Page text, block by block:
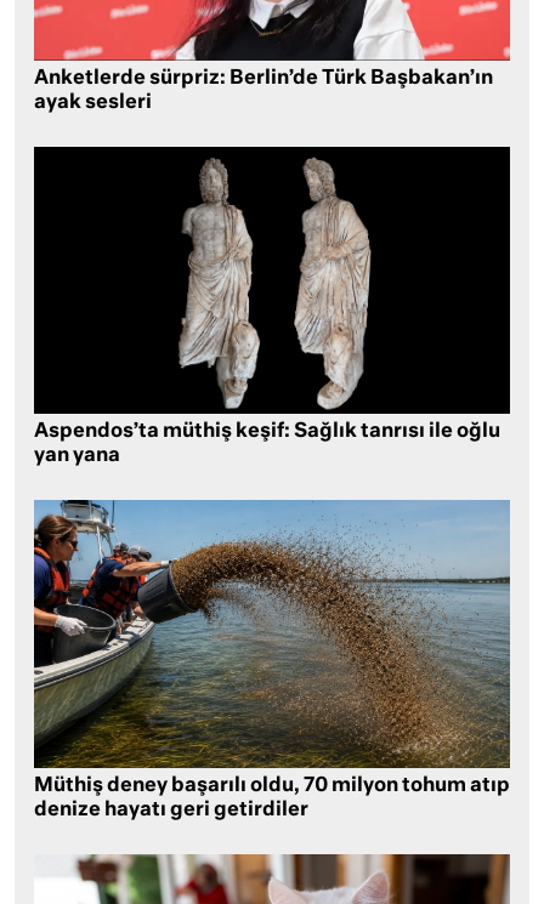
Anketlerde sürpriz: Berlin’de Türk Başbakan’ın
ayak sesleri
Aspendos’ta müthiş keşif: Sağlık tanrısı ile oğlu
yan yana
Müthiş deney başarılı oldu, 70 milyon tohum atıp
denize hayatı geri getirdiler